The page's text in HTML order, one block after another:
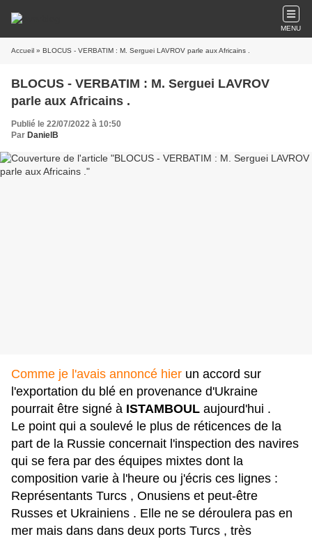
MENU
Accueil » BLOCUS - VERBATIM : M. Serguei LAVROV parle aux Africains .
BLOCUS - VERBATIM : M. Serguei LAVROV
parle aux Africains .
Publié le 22/07/2022 à 10:50
Par DanielB
Comme je l'avais annoncé hier un accord sur
l'exportation du blé en provenance d'Ukraine
pourrait être signé à ISTAMBOUL aujourd'hui .
Le point qui a soulevé le plus de réticences de la
part de la Russie concernait l'inspection des navires
qui se fera par des équipes mixtes dont la
composition varie à l'heure ou j'écris ces lignes :
Représentants Turcs , Onusiens et peut-être
Russes et Ukrainiens . Elle ne se déroulera pas en
mer mais dans dans deux ports Turcs , très